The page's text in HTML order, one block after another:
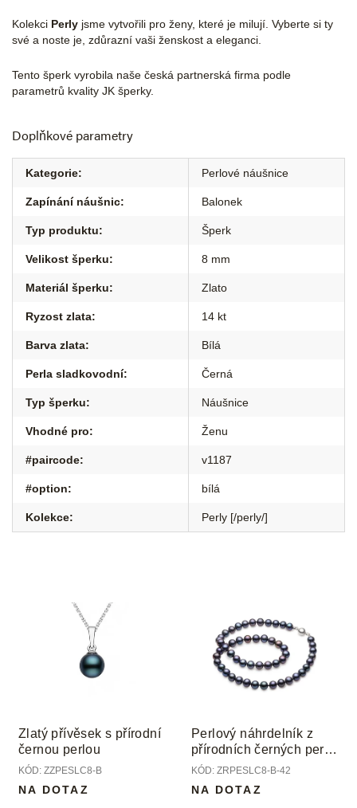
Kolekci Perly jsme vytvořili pro ženy, které je milují. Vyberte si ty
své a noste je, zdůrazní vaši ženskost a eleganci.
Tento šperk vyrobila naše česká partnerská firma podle
parametrů kvality JK šperky.
Doplňkové parametry
Kategorie: Perlové náušnice
Zapínání náušnic: Balonek
Typ produktu: Šperk
Velikost šperku: 8 mm
Materiál šperku: Zlato
Ryzost zlata: 14 kt
Barva zlata: Bílá
Perla sladkovodní: Černá
Typ šperku: Náušnice
Vhodné pro: Ženu
#paircode: v1187
#option: bílá
Kolekce: Perly [/perly/]
Zlatý přívěsek s přírodní
černou perlou
KÓD: ZZPESLC8-B
NA DOTAZ
Perlový náhrdelník z
přírodních černých perel,
uzávěr bílé zlato, perly 8
KÓD: ZRPESLC8-B-42
NA DOTAZ